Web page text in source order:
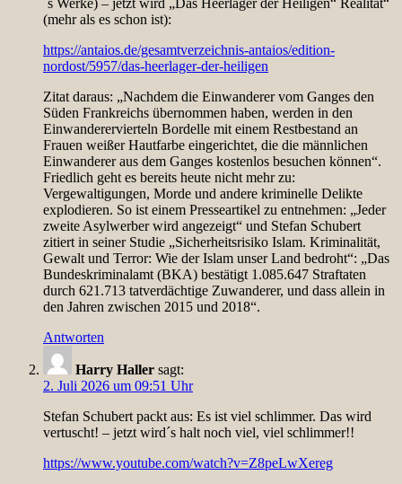
(mehr als es schon ist):
https://antaios.de/gesamtverzeichnis-antaios/edition-
nordost/5957/das-heerlager-der-heiligen
Zitat daraus: „Nachdem die Einwanderer vom Ganges den
Süden Frankreichs übernommen haben, werden in den
Einwanderervierteln Bordelle mit einem Restbestand an
Frauen weißer Hautfarbe eingerichtet, die die männlichen
Einwanderer aus dem Ganges kostenlos besuchen können“.
Friedlich geht es bereits heute nicht mehr zu:
Vergewaltigungen, Morde und andere kriminelle Delikte
explodieren. So ist einem Presseartikel zu entnehmen: „Jeder
zweite Asylwerber wird angezeigt“ und Stefan Schubert
zitiert in seiner Studie „Sicherheitsrisiko Islam. Kriminalität,
Gewalt und Terror: Wie der Islam unser Land bedroht“: „Das
Bundeskriminalamt (BKA) bestätigt 1.085.647 Straftaten
durch 621.713 tatverdächtige Zuwanderer, und dass allein in
den Jahren zwischen 2015 und 2018“.
Antworten
Harry Haller sagt:
2. Juli 2026 um 09:51 Uhr
Stefan Schubert packt aus: Es ist viel schlimmer. Das wird
vertuscht! – jetzt wird´s halt noch viel, viel schlimmer!!
https://www.youtube.com/watch?v=Z8peLwXereg